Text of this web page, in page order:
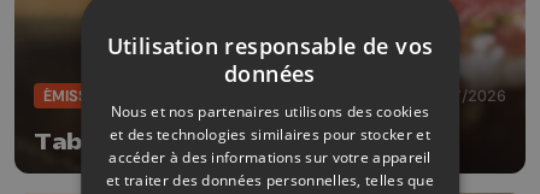
ÉMISSIONS 11/07/2026
Table et terroir
Utilisation responsable de vos
données
Nous et nos partenaires utilisons des cookies
et des technologies similaires pour stocker et
accéder à des informations sur votre appareil
et traiter des données personnelles, telles que